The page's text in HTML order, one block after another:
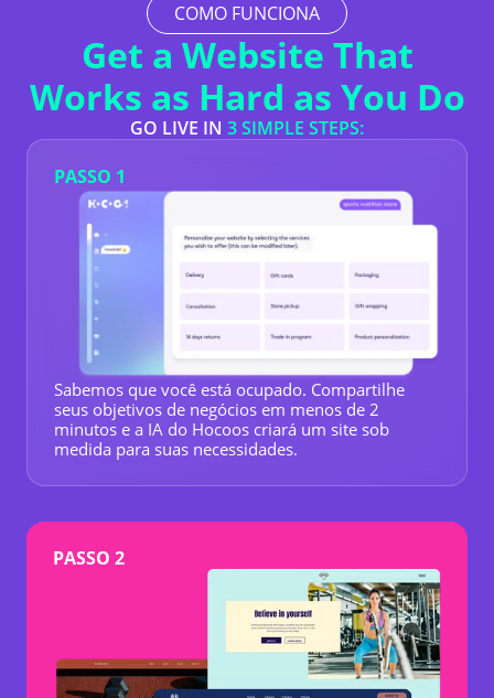
COMO FUNCIONA
Get a Website That
Works as Hard as You Do
GO LIVE IN 3 SIMPLE STEPS:
PASSO 1
Sabemos que você está ocupado. Compartilhe
seus objetivos de negócios em menos de 2
minutos e a IA do Hocoos criará um site sob
medida para suas necessidades.
PASSO 2